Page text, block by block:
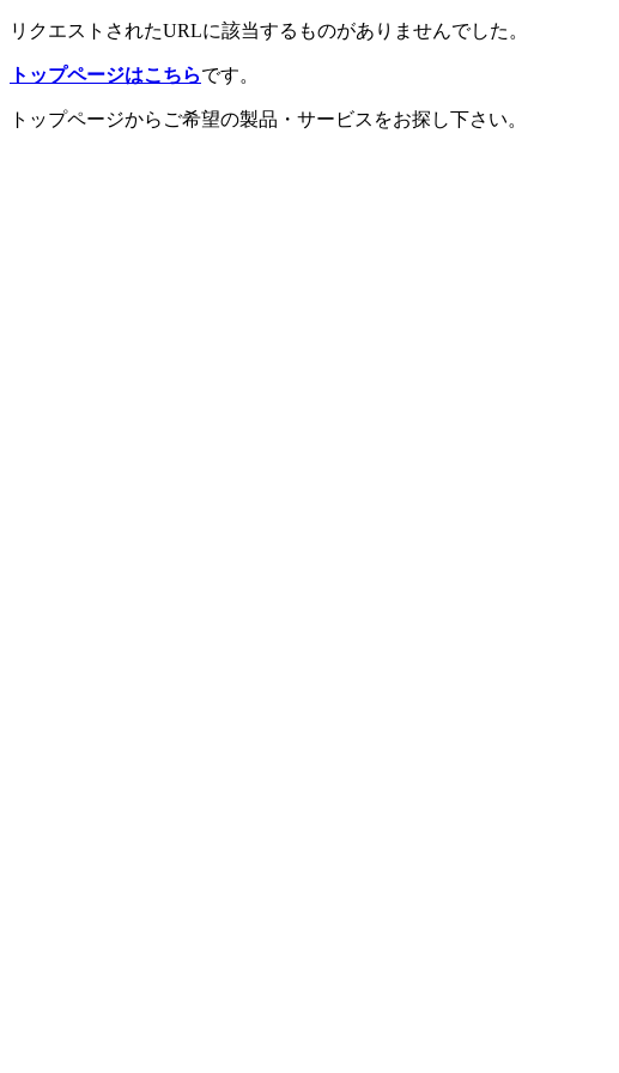
リクエストされたURLに該当するものがありませんでした。
トップページはこちらです。
トップページからご希望の製品・サービスをお探し下さい。